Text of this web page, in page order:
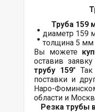
Труба 159
диаметр 159
толщина 5 мм
Вы можете
оставив
трубу 159"
поставки и
Наро-
области и
Резка трубы